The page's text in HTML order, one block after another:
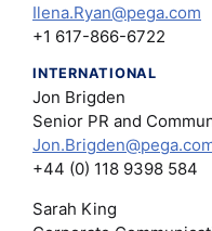
Ilena.Ryan@pega.com
+1 617-866-6722
INTERNATIONAL
Jon Brigden
Senior PR and
+44 (0) 118 9398 584
Sarah King